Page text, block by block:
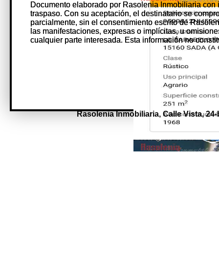
Documento elaborado por Rasolenia Inmobiliaria
traspaso. Con su aceptación, el destinatario se
parcialmente, sin el consentimiento escrito de
las manifestaciones, expresas o implícitas, u
cualquier parte interesada. Esta información no
Documento elaborado por Rasolenia Inmobiliaria
traspaso. Con su aceptación, el destinatario se
parcialmente, sin el consentimiento escrito de
las manifestaciones, expresas o implícitas, u
cualquier parte interesada. Esta información no
Rasolenia Inmobiliaria, Calle Vista,